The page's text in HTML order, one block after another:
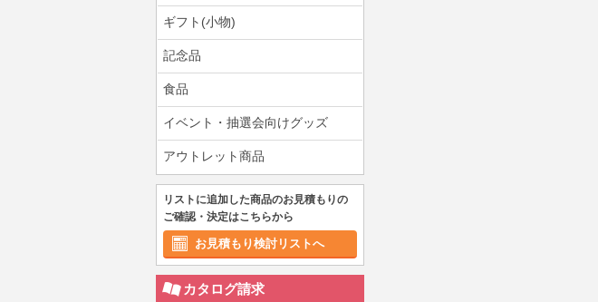
ギフト(小物)
記念品
食品
イベント・抽選会向けグッズ
アウトレット商品
リストに追加した商品のお見積もりの
ご確認・決定はこちらから
お見積もり検討リストへ
カタログ請求